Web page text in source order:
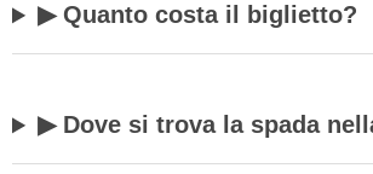
▶ Quanto costa il biglietto?
▶ Dove si trova la spada